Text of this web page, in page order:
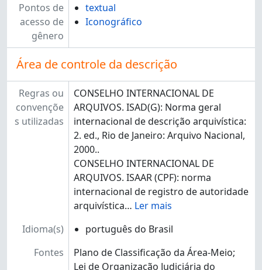
Pontos de
acesso de
gênero
textual
Iconográfico
Área de controle da descrição
Regras ou
convençõe
s utilizadas
CONSELHO INTERNACIONAL DE
ARQUIVOS. ISAD(G): Norma geral
internacional de descrição arquivística:
2. ed., Rio de Janeiro: Arquivo Nacional,
2000..
CONSELHO INTERNACIONAL DE
ARQUIVOS. ISAAR (CPF): norma
internacional de registro de autoridade
arquivística… Ler mais
Idioma(s)
português do Brasil
Fontes
Plano de Classificação da Área-Meio;
Lei de Organização Judiciária do